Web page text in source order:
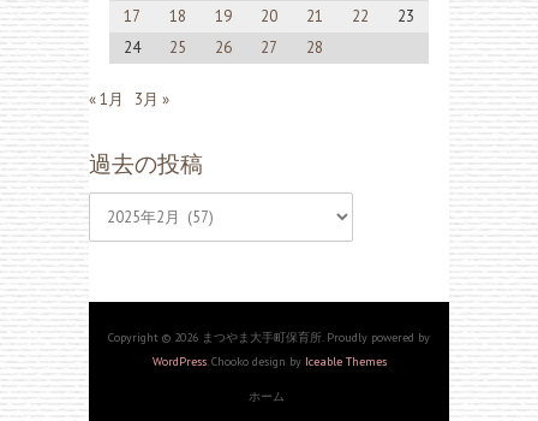
17
18 19 20 21 22
23
24
25 26 27 28
« 1月 3月 »
過去の投稿
過
投
Copyright © 2026 まつやま大手町保育所. Proudly powered by
WordPress. Chooko design by Iceable Themes
ホーム